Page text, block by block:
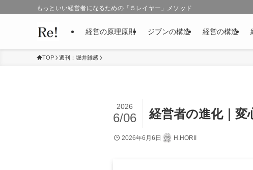
もっといい経営者になるための「５レイヤー」メソッド
経営の原理原則 ジブンの構造 経営の構造
TOP 週刊：堀井雑感
経営者の進化｜変
2026
6/06
2026年6月6日 H.HORII